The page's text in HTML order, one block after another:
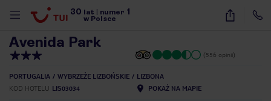
30 lat numer 1
w Polsce
20
Avenida Park
(556 opinii)
PORTUGALIA WYBRZEŻE LIZBOŃSKIE
LIZBONA
KOD HOTELU LIS03034 POKAŻ NA MAPIE